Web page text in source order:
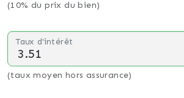
(10% du prix du bien)
Taux d'intérêt
(taux moyen hors assurance)